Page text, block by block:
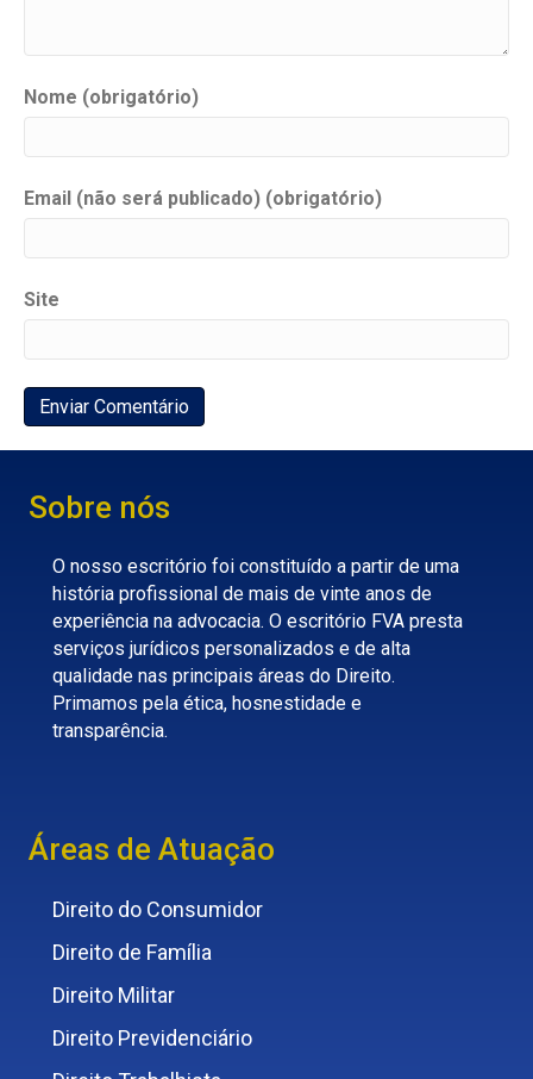
Nome (obrigatório)
Email (não será publicado) (obrigatório)
Site
Sobre nós
O nosso escritório foi constituído a partir de uma
história profissional de mais de vinte anos de
experiência na advocacia. O escritório FVA presta
serviços jurídicos personalizados e de alta
qualidade nas principais áreas do Direito.
Primamos pela ética, hosnestidade e
transparência.
Áreas de Atuação
Direito do Consumidor
Direito de Família
Direito Militar
Direito Previdenciário